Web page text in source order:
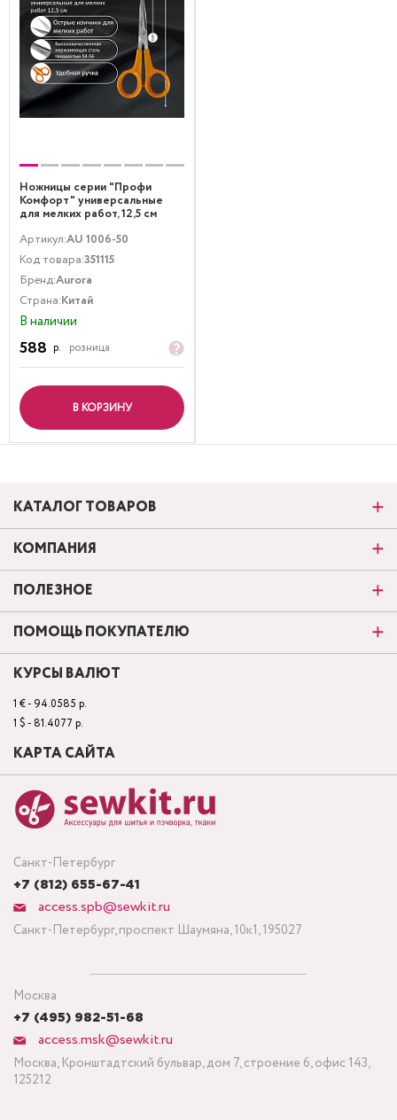
Ножницы серии "Профи
Комфорт" универсальные
для мелких работ, 12,5 см
Артикул:AU 1006-50
Код товара:351115
Бренд:Aurora
Страна:Китай
В наличии
588 р. розница
В КОРЗИНУ
Санкт-Петербург
+7 (812) 655-67-41
access.spb@sewkit.ru
Санкт-Петербург, проспект Шаумяна, 10к1, 195027
Москва
+7 (495) 982-51-68
access.msk@sewkit.ru
Москва, Кронштадтский бульвар, дом 7, строение 6, офис 143,
125212
КАТАЛОГ ТОВАРОВ
КОМПАНИЯ
ПОЛЕЗНОЕ
ПОМОЩЬ ПОКУПАТЕЛЮ
КУРСЫ ВАЛЮТ
1 € - 94.0585 р.
1 $ - 81.4077 р.
КАРТА САЙТА